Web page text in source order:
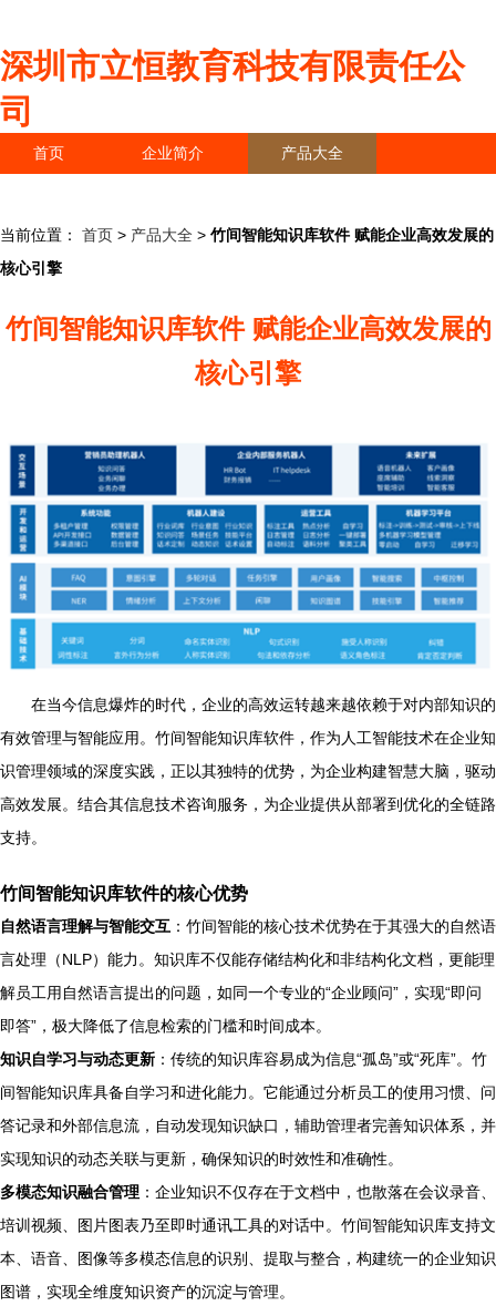
深圳市立恒教育科技有限责任公
司
首页 企业简介 产品大全
当前位置： 首页 > 产品大全 > 竹间智能知识库软件 赋能企业高效发展的
核心引擎
竹间智能知识库软件 赋能企业高效发展的
核心引擎
在当今信息爆炸的时代，企业的高效运转越来越依赖于对内部知识的
有效管理与智能应用。竹间智能知识库软件，作为人工智能技术在企业知
识管理领域的深度实践，正以其独特的优势，为企业构建智慧大脑，驱动
高效发展。结合其信息技术咨询服务，为企业提供从部署到优化的全链路
支持。
竹间智能知识库软件的核心优势
自然语言理解与智能交互 ：竹间智能的核心技术优势在于其强大的自然语
言处理（NLP）能力。知识库不仅能存储结构化和非结构化文档，更能理
解员工用自然语言提出的问题，如同一个专业的“企业顾问”，实现“即问
即答”，极大降低了信息检索的门槛和时间成本。
知识自学习与动态更新 ：传统的知识库容易成为信息“孤岛”或“死库”。竹
间智能知识库具备自学习和进化能力。它能通过分析员工的使用习惯、问
答记录和外部信息流，自动发现知识缺口，辅助管理者完善知识体系，并
实现知识的动态关联与更新，确保知识的时效性和准确性。
多模态知识融合管理 ：企业知识不仅存在于文档中，也散落在会议录音、
培训视频、图片图表乃至即时通讯工具的对话中。竹间智能知识库支持文
本、语音、图像等多模态信息的识别、提取与整合，构建统一的企业知识
图谱，实现全维度知识资产的沉淀与管理。